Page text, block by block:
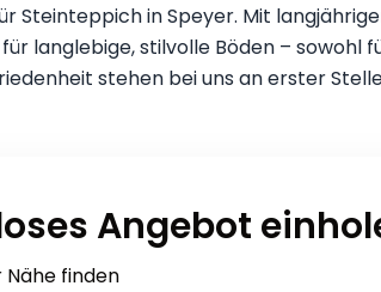
Steinteppich in Speyer. Mit
langlebige, stilvolle Böden – sowohl
stehen bei uns an erster
Angebot
finden